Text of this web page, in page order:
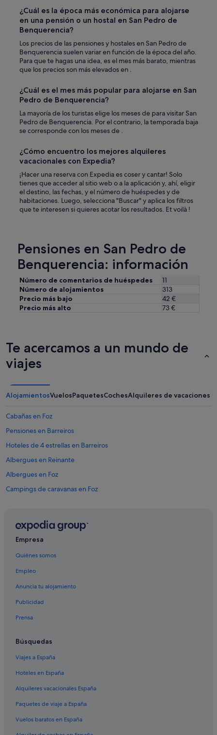
¿Cuál es la época más económica para alojarse
en una pensión o un hostal en San Pedro de
Benquerencia?
Los precios de las pensiones y hostales en San Pedro de
Benquerencia suelen variar en función de la época del año.
Para que te hagas una idea, es el mes más barato, mientras
que los precios son más elevados en .
¿Cuál es el mes más popular para alojarse en San
Pedro de Benquerencia?
La mayoría de los turistas elige los meses de para visitar San
Pedro de Benquerencia. Por el contrario, la temporada baja
se corresponde con los meses de .
¿Cómo encuentro los mejores alquileres
vacacionales con Expedia?
¡Hacer una reserva con Expedia es coser y cantar! Solo
tienes que acceder al sitio web o a la aplicación y, ahí, eligir
el destino, las fechas, y el número de huéspedes y de
habitaciones. Luego, selecciona "Buscar" y aplica los filtros
que te interesen si quieres acotar los resultados. Et voilà !
Pensiones en San Pedro de
Benquerencia: información
Número de comentarios de huéspedes
11
Número de alojamientos
313
Precio más bajo
42 €
Precio más alto
73 €
Te acercamos a un mundo de
viajes
AlojamientosVuelosPaquetesCochesAlquileres de vacaciones
Cabañas en Foz
Pensiones en Barreiros
Hoteles de 4 estrellas en Barreiros
Albergues en Reinante
Albergues en Foz
Campings de caravanas en Foz
Chalets en Foz
Hoteles cerca de Playa de las Catedrales
Condominios en Foz
B&B en Barreiros
Apartamentos en Foz
Hoteles cerca de Playa de A Rapadoira
Hoteles para familias en Foz
Hoteles que aceptan mascotas en Barreiros
Campings de caravanas en Reinante
Villas en Barreiros
Empresa
Quiénes somos
Empleo
Anuncia tu alojamiento
Publicidad
Prensa
Búsquedas
Viajes a España
Hoteles en España
Alquileres vacacionales España
Paquetes de viaje a España
Vuelos baratos en España